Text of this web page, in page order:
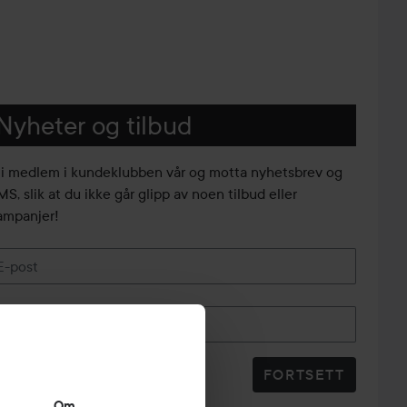
og tilbud
medlem i kundeklubben vår og motta nyhetsbrev og
slik at du ikke går glipp av noen tilbud eller
post
FORTSETT